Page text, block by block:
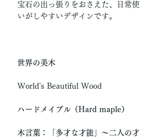
宝石の出っ張りをおさえた、日常使
いがしやすいデザインです。
世界の美木
World's Beautiful Wood
ハードメイプル（Hard maple）
木言葉：「多才な才能」〜二人の才